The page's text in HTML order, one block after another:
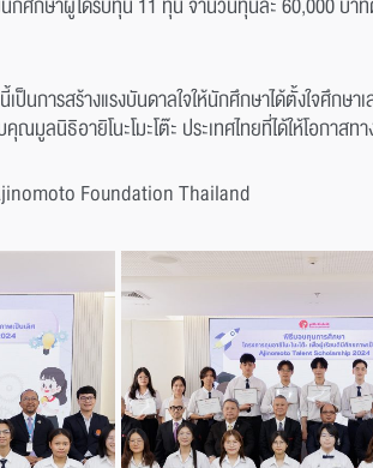
ป็นการสร้างแรงบันดาลใจให้นักศึกษาได้ตั้งใจศึก
ณมูลนิธิอายิโนะโมะโต๊ะ ประเทศไทยที่ได้ให้โอก
Foundation Thailand